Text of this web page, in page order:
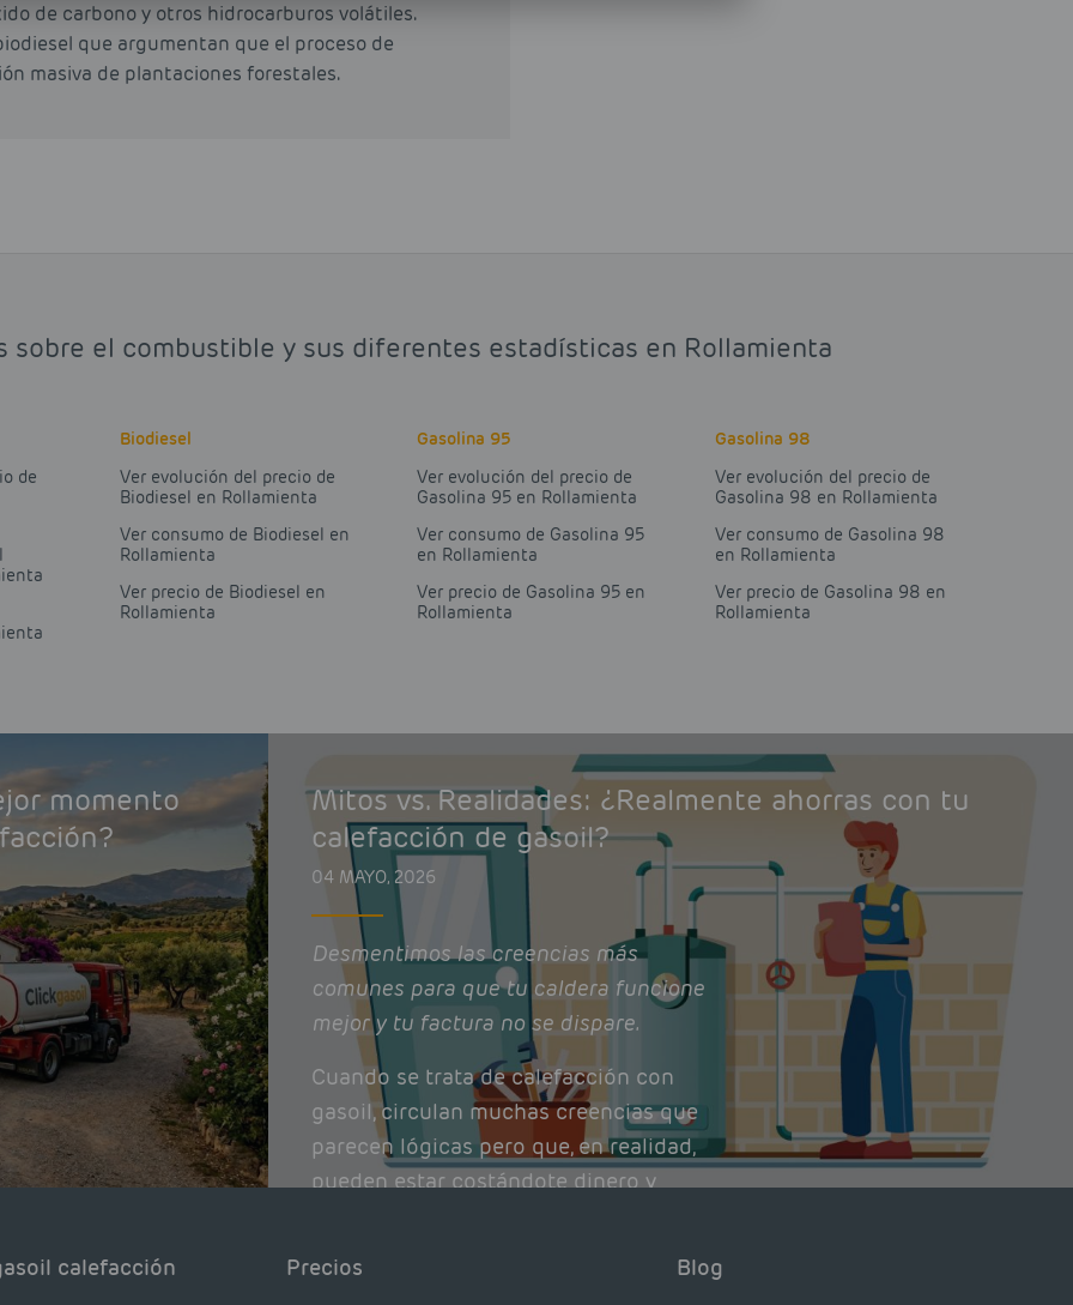
de carbono y otros hidrocarburos volátiles.
que argumentan que el proceso de
masiva de plantaciones forestales.
sobre el combustible y sus diferentes estadísticas en Rollamienta
de
Biodiesel
Ver evolución del precio de
Biodiesel en Rollamienta
Ver consumo de Biodiesel en
Rollamienta
Ver precio de Biodiesel en
Rollamienta
Gasolina 95
Ver evolución del precio de
Gasolina 95 en Rollamienta
Ver consumo de Gasolina 95
en Rollamienta
Ver precio de Gasolina 95 en
Rollamienta
Gasolina 98
Ver evolución del precio de
Gasolina 98 en Rollamienta
Ver consumo de Gasolina 98
en Rollamienta
Ver precio de Gasolina 98 en
Rollamienta
momento
Mitos vs. Realidades: ¿Realmente ahorras con tu
calefacción de gasoil?
04 MAYO, 2026
Desmentimos las creencias más
comunes para que tu caldera funcione
mejor y tu factura no se dispare.
Cuando se trata de calefacción con
gasoil, circulan muchas creencias que
parecen lógicas pero que, en realidad,
pueden estar costándote dinero y
calefacción Precios Blog